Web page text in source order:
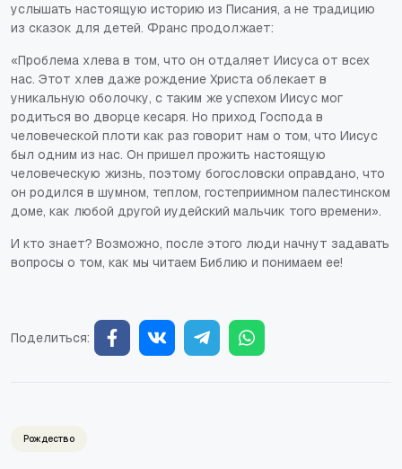
услышать настоящую историю из Писания, а не традицию
из сказок для детей. Франс продолжает:
«Проблема хлева в том, что он отдаляет Иисуса от всех
нас. Этот хлев даже рождение Христа облекает в
уникальную оболочку, с таким же успехом Иисус мог
родиться во дворце кесаря. Но приход Господа в
человеческой плоти как раз говорит нам о том, что Иисус
был одним из нас. Он пришел прожить настоящую
человеческую жизнь, поэтому богословски оправдано, что
он родился в шумном, теплом, гостеприимном палестинском
доме, как любой другой иудейский мальчик того времени».
И кто знает? Возможно, после этого люди начнут задавать
вопросы о том, как мы читаем Библию и понимаем ее!
Поделиться:
Рождество